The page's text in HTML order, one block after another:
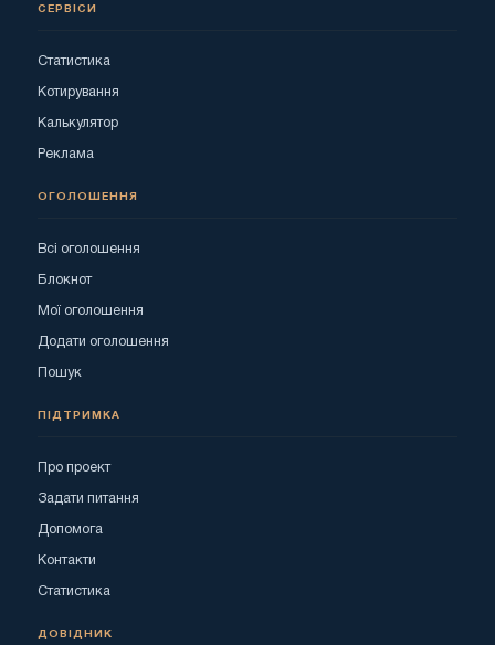
СЕРВІСИ
Статистика
Котирування
Калькулятор
Реклама
ОГОЛОШЕННЯ
Всі оголошення
Блокнот
Мої оголошення
Додати оголошення
Пошук
ПІДТРИМКА
Про проект
Задати питання
Допомога
Контакти
Статистика
ДОВІДНИК